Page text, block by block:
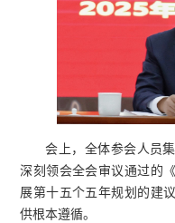
会上，全体参会人员
深刻领会全会审议通过的
展第十五个五年规划的建
供根本遵循。